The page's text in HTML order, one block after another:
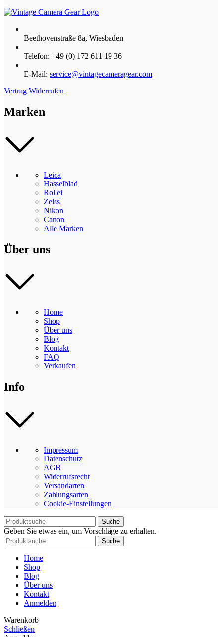
Beethovenstraße 8a, Wiesbaden
Telefon: +49 (0) 172 611 19 36
E-Mail: service@vintagecameragear.com
Vertrag Widerrufen
Marken
Leica
Hasselblad
Rollei
Zeiss
Nikon
Canon
Alle Marken
Über uns
Home
Shop
Über uns
Blog
Kontakt
FAQ
Verkaufen
Info
Impressum
Datenschutz
AGB
Widerrufsrecht
Versandarten
Zahlungsarten
Cookie-Einstellungen
Suche
Geben Sie etwas ein, um Vorschläge zu erhalten.
Suche
Home
Shop
Blog
Über uns
Kontakt
Anmelden
Warenkorb
Schließen